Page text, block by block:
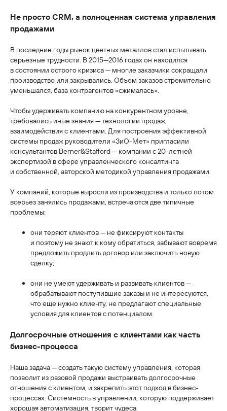
Не просто CRM, а полноценная система управления
продажами
В последние годы рынок цветных металлов стал испытывать
серьезные трудности. В 2015—2016 годах он находился
в состоянии острого кризиса — многие заказчики сокращали
производство или закрывались. Объем заказов стремительно
уменьшался, база контрагентов «сжималась».
Чтобы удерживать компанию на конкурентном уровне,
требовались иные знания — технологии продаж,
взаимодействия с клиентами. Для построения эффективной
системы продаж руководители «ЗиО-Мет» пригласили
консультантов Berner&Stafford — компании с 20-летней
экспертизой в сфере управленческого консалтинга
и собственной, авторской методикой управления продажами.
У компаний, которые выросли из производства и только потом
всерьез занялись продажами, встречаются две типичные
проблемы:
они теряют клиентов — не фиксируют контакты
и поэтому не знают к кому обратиться, забывают вовремя
предложить продлить договор или заключить новую
сделку;
они не умеют удерживать и развивать клиентов —
обрабатывают поступившие заказы и не интересуются,
что еще нужно клиенту, не предлагают специальные
условия для клиентов с потенциалом.
Долгосрочные отношения с клиентами как часть
бизнес-процесса
Наша задача — создать такую систему управления, которая
позволит из разовой продажи выстраивать долгосрочные
отношения с клиентом, и закрепить этот подход в бизнес-
процессах. Системность в управлении, которую поддерживает
хорошая автоматизация, творит чудеса.